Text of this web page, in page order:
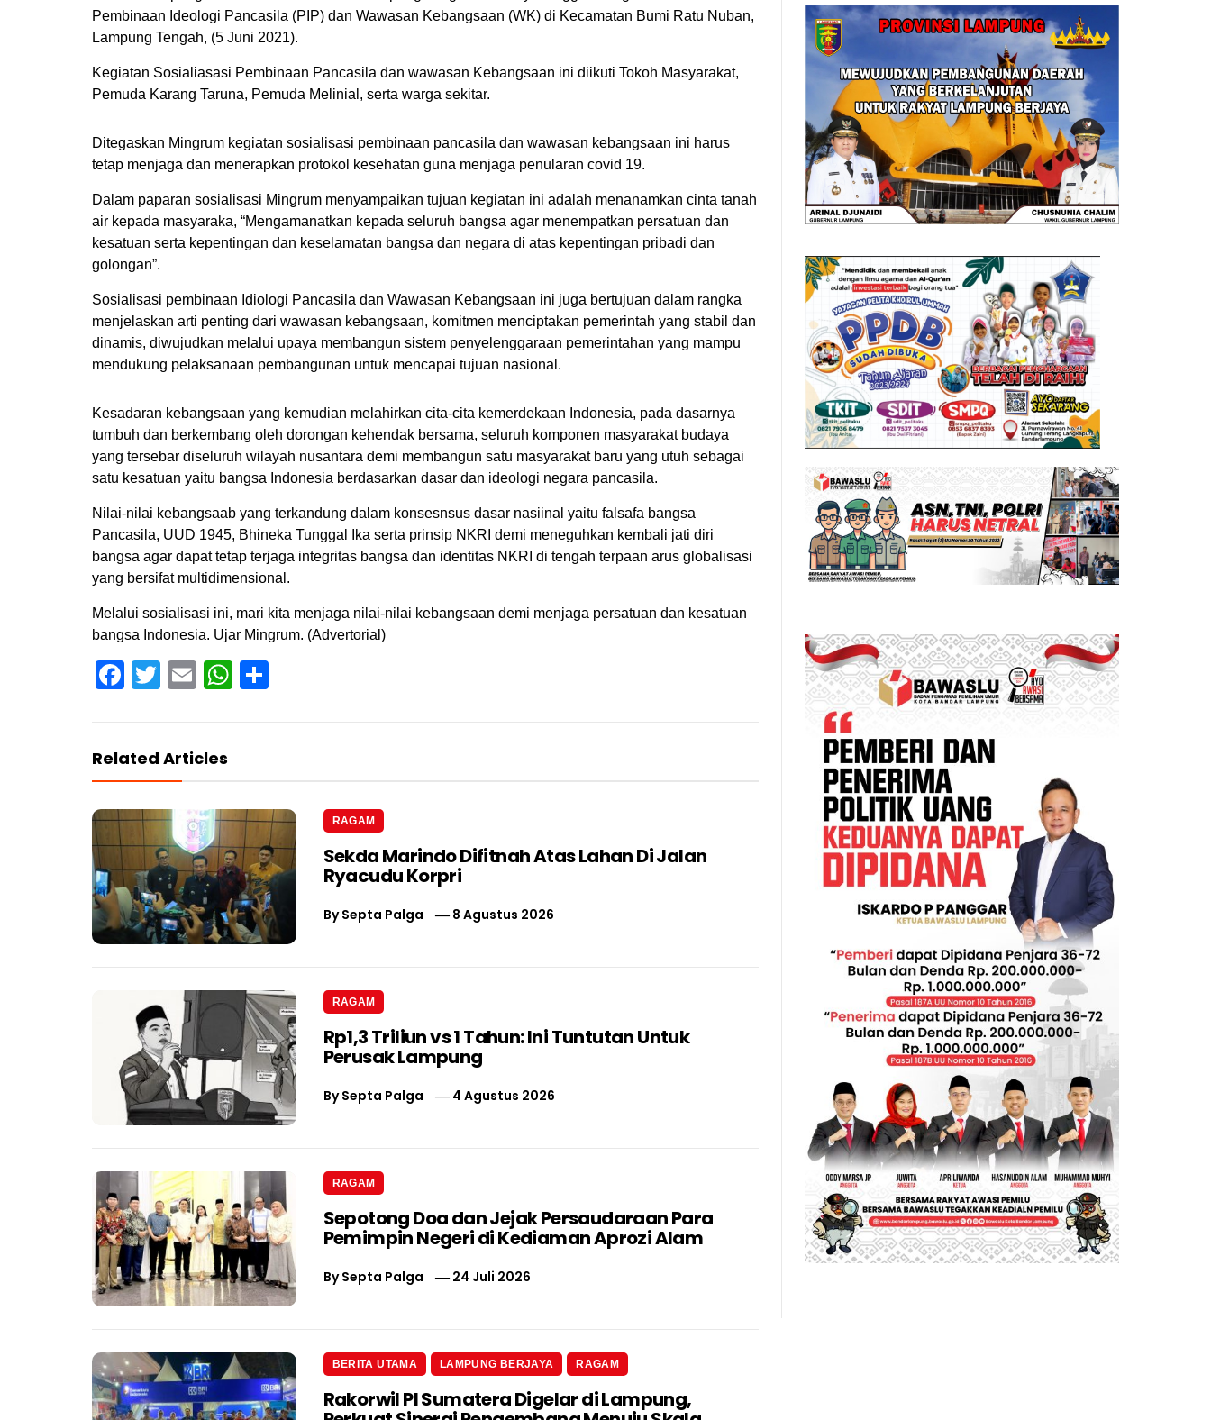
Pembinaan Ideologi Pancasila (PIP) dan Wawasan Kebangsaan (WK) di Kecamatan Bumi Ratu Nuban,
Lampung Tengah, (5 Juni 2021).
Kegiatan Sosialiasasi Pembinaan Pancasila dan wawasan Kebangsaan ini diikuti Tokoh Masyarakat,
Pemuda Karang Taruna, Pemuda Melinial, serta warga sekitar.
Ditegaskan Mingrum kegiatan sosialisasi pembinaan pancasila dan wawasan kebangsaan ini harus
tetap menjaga dan menerapkan protokol kesehatan guna menjaga penularan covid 19.
Dalam paparan sosialisasi Mingrum menyampaikan tujuan kegiatan ini adalah menanamkan cinta tanah
air kepada masyaraka, “Mengamanatkan kepada seluruh bangsa agar menempatkan persatuan dan
kesatuan serta kepentingan dan keselamatan bangsa dan negara di atas kepentingan pribadi dan
golongan”.
Sosialisasi pembinaan Idiologi Pancasila dan Wawasan Kebangsaan ini juga bertujuan dalam rangka
menjelaskan arti penting dari wawasan kebangsaan, komitmen menciptakan pemerintah yang stabil dan
dinamis, diwujudkan melalui upaya membangun sistem penyelenggaraan pemerintahan yang mampu
mendukung pelaksanaan pembangunan untuk mencapai tujuan nasional.
Kesadaran kebangsaan yang kemudian melahirkan cita-cita kemerdekaan Indonesia, pada dasarnya
tumbuh dan berkembang oleh dorongan kehendak bersama, seluruh komponen masyarakat budaya
yang tersebar diseluruh wilayah nusantara demi membangun satu masyarakat baru yang utuh sebagai
satu kesatuan yaitu bangsa Indonesia berdasarkan dasar dan ideologi negara pancasila.
Nilai-nilai kebangsaab yang terkandung dalam konsesnsus dasar nasiinal yaitu falsafa bangsa
Pancasila, UUD 1945, Bhineka Tunggal Ika serta prinsip NKRI demi meneguhkan kembali jati diri
bangsa agar dapat tetap terjaga integritas bangsa dan identitas NKRI di tengah terpaan arus globalisasi
yang bersifat multidimensional.
Melalui sosialisasi ini, mari kita menjaga nilai-nilai kebangsaan demi menjaga persatuan dan kesatuan
bangsa Indonesia. Ujar Mingrum. (Advertorial)
Facebook
TwitterEmailWhatsApp
Related Articles
RAGAM
Sekda Marindo Difitnah Atas Lahan Di Jalan
Ryacudu Korpri
BySepta Palga 8 Agustus 2026
RAGAM
Rp1,3 Triliun vs 1 Tahun: Ini Tuntutan Untuk
Perusak Lampung
BySepta Palga 4 Agustus 2026
RAGAM
Sepotong Doa dan Jejak Persaudaraan Para
Pemimpin Negeri di Kediaman Aprozi Alam
BySepta Palga 24 Juli 2026
BERITA UTAMA LAMPUNG BERJAYA RAGAM
Rakorwil PI Sumatera Digelar di Lampung,